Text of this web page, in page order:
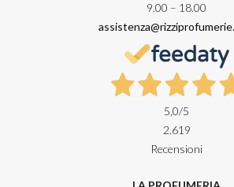
9.00 – 18.00
5,0/5
2.619
Recensioni